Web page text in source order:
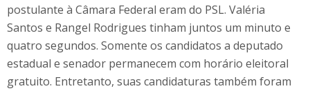
postulante à Câmara Federal eram do PSL. Valéria
Santos e Rangel Rodrigues tinham juntos um minuto e
quatro segundos. Somente os candidatos a deputado
estadual e senador permanecem com horário eleitoral
gratuito. Entretanto, suas candidaturas também foram